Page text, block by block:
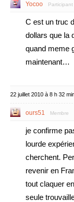
Yocoo Participant
C est un truc
dollars que la
quand meme
maintenant…
22 juillet 2010 à 8 h 32
ours51 Membre
je confirme
lourde
cherchent.
revenir en
tout claquer
seule